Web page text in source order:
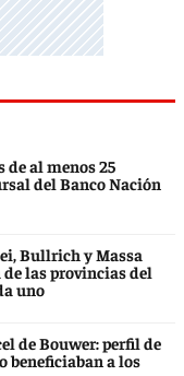
de al menos 25
del Banco Nación
Bullrich y Massa
las provincias del
uno
de Bouwer: perfil de
beneficiaban a los